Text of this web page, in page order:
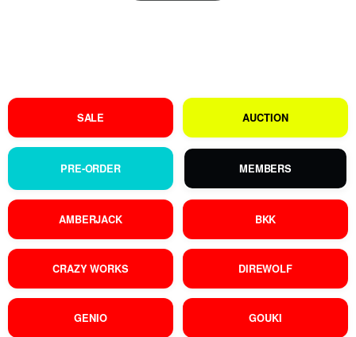
SALE AUCTION
PRE-ORDER MEMBERS
AMBERJACK BKK
CRAZY WORKS DIREWOLF
GENIO GOUKI